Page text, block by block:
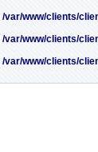
/var/www/clients/
/var/www/clients/
/var/www/clients/